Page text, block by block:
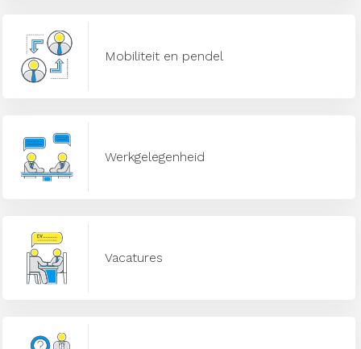
Mobiliteit en pendel
Werkgelegenheid
Vacatures